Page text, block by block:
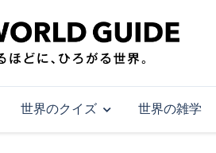
世界のクイズ 世界の雑学